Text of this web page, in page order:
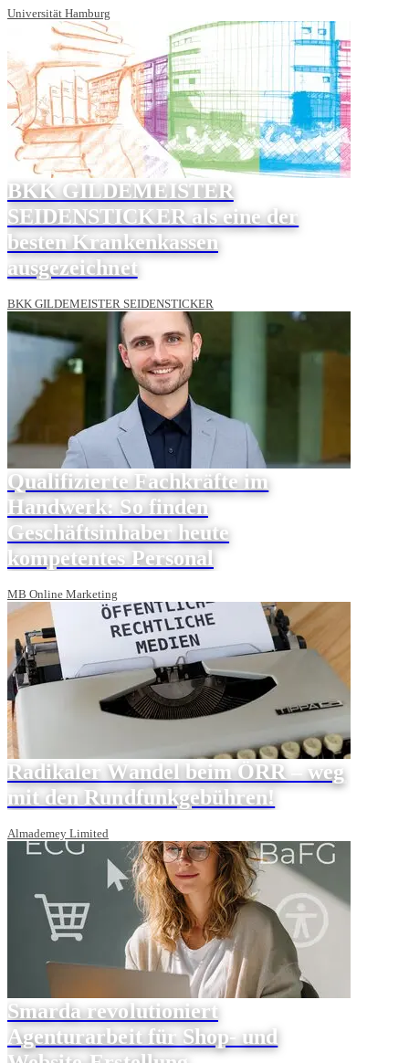
Universität Hamburg
BKK GILDEMEISTER
SEIDENSTICKER als eine der
besten Krankenkassen
ausgezeichnet
BKK GILDEMEISTER SEIDENSTICKER
Qualifizierte Fachkräfte im
Handwerk: So finden
Geschäftsinhaber heute
kompetentes Personal
MB Online Marketing
Radikaler Wandel beim ÖRR – weg
mit den Rundfunkgebühren!
Almademey Limited
Smarda revolutioniert
Agenturarbeit für Shop- und